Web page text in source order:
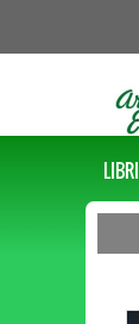
LIBRI